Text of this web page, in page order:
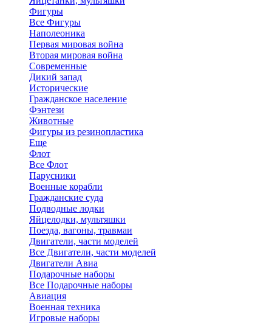
Фигуры
Все Фигуры
Наполеоника
Первая мировая война
Вторая мировая война
Современные
Дикий запад
Исторические
Гражданское население
Фэнтези
Животные
Фигуры из резинопластика
Еще
Флот
Все Флот
Парусники
Военные корабли
Гражданские суда
Подводные лодки
Яйцелодки, мультяшки
Поезда, вагоны, травмаи
Двигатели, части моделей
Все Двигатели, части моделей
Двигатели Авиа
Подарочные наборы
Все Подарочные наборы
Авиация
Военная техника
Игровые наборы